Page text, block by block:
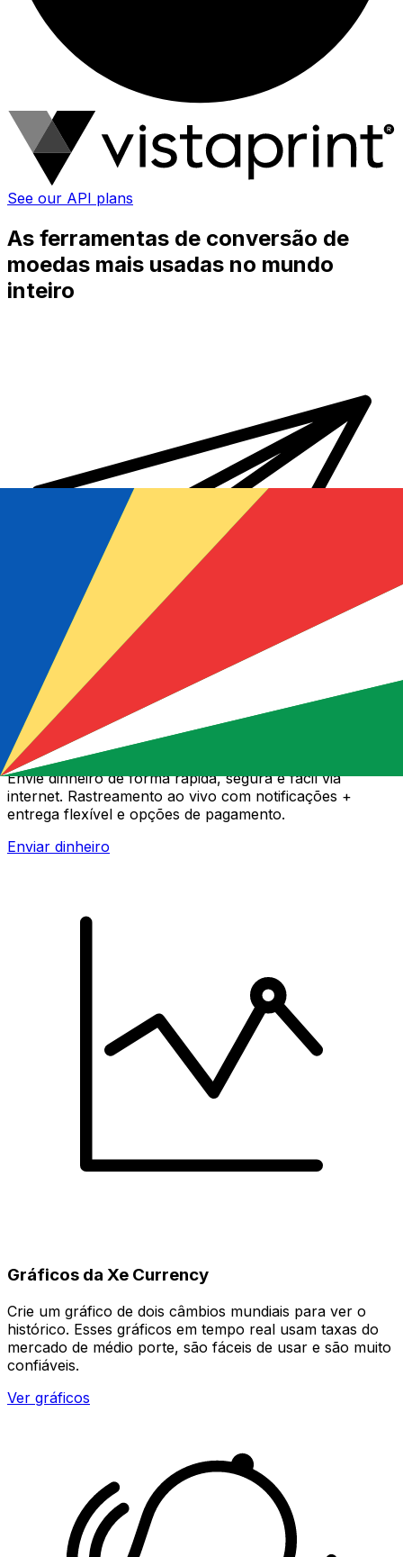
See our API plans
As ferramentas de conversão de
moedas mais usadas no mundo
inteiro
Transferência internacional de dinheiro Xe
Envie dinheiro de forma rápida, segura e fácil via
internet. Rastreamento ao vivo com notificações +
entrega flexível e opções de pagamento.
Enviar dinheiro
Gráficos da Xe Currency
Crie um gráfico de dois câmbios mundiais para ver o
histórico. Esses gráficos em tempo real usam taxas do
mercado de médio porte, são fáceis de usar e são muito
confiáveis.
Ver gráficos